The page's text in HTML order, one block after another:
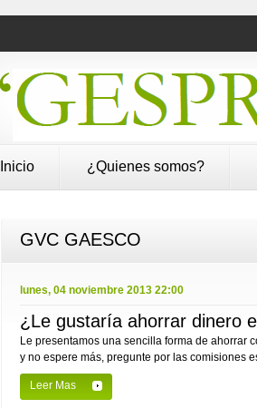
Inicio ¿Quienes somos?
GVC GAESCO
lunes, 04 noviembre 2013 22:00
¿Le gustaría ahorrar dinero
Le presentamos una sencilla forma de
y no espere más, pregunte por las comisiones
Leer Mas